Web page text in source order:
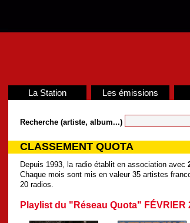
La Station Les émissions
Recherche (artiste, album...)
CLASSEMENT QUOTA
Depuis 1993, la radio établit en association avec
Chaque mois sont mis en valeur 35 artistes
20 radios.
Playlist du "Réseau Quota" FÉVRIER